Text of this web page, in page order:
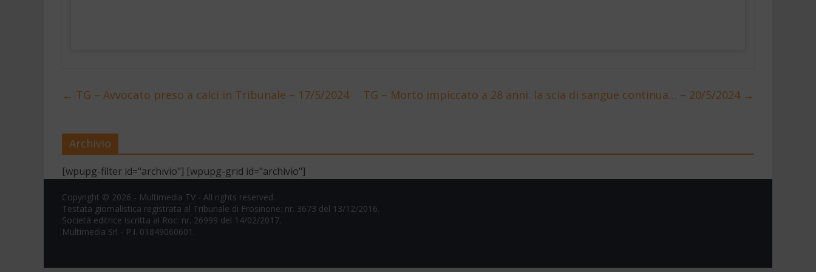
← TG – Avvocato preso a calci in Tribunale – 17/5/2024 TG – Morto impiccato a 28 anni: la scia di sangue continua… – 20/5/2024 →
Archivio
[wpupg-filter id="archivio"] [wpupg-grid id="archivio"]
Copyright © 2026 - Multimedia TV - All rights reserved.
Testata giornalistica registrata al Tribunale di Frosinone: nr. 3673 del 13/12/2016.
Società editrice iscritta al Roc: nr. 26999 del 14/02/2017.
Multimedia Srl - P.I. 01849060601.